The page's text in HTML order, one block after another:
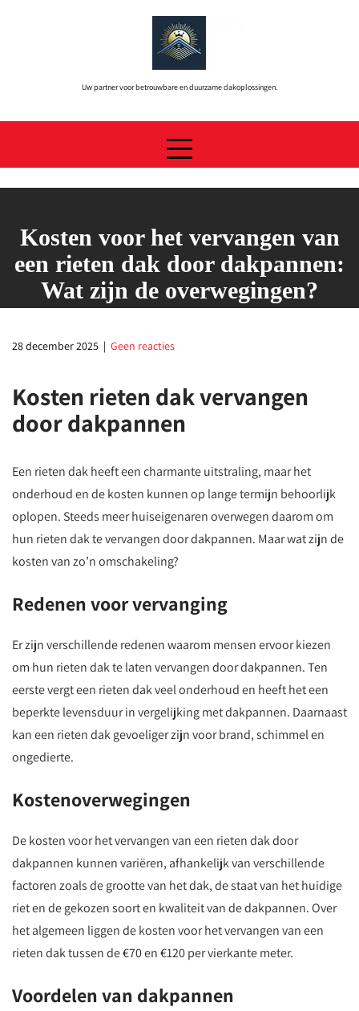
Uw partner voor betrouwbare en duurzame dakoplossingen.
Kosten voor het vervangen van
een rieten dak door dakpannen:
Wat zijn de overwegingen?
28 december 2025 | Geen reacties
Kosten rieten dak vervangen
door dakpannen
Een rieten dak heeft een charmante uitstraling, maar het
onderhoud en de kosten kunnen op lange termijn behoorlijk
oplopen. Steeds meer huiseigenaren overwegen daarom om
hun rieten dak te vervangen door dakpannen. Maar wat zijn de
kosten van zo’n omschakeling?
Redenen voor vervanging
Er zijn verschillende redenen waarom mensen ervoor kiezen
om hun rieten dak te laten vervangen door dakpannen. Ten
eerste vergt een rieten dak veel onderhoud en heeft het een
beperkte levensduur in vergelijking met dakpannen. Daarnaast
kan een rieten dak gevoeliger zijn voor brand, schimmel en
ongedierte.
Kostenoverwegingen
De kosten voor het vervangen van een rieten dak door
dakpannen kunnen variëren, afhankelijk van verschillende
factoren zoals de grootte van het dak, de staat van het huidige
riet en de gekozen soort en kwaliteit van de dakpannen. Over
het algemeen liggen de kosten voor het vervangen van een
rieten dak tussen de €70 en €120 per vierkante meter.
Voordelen van dakpannen